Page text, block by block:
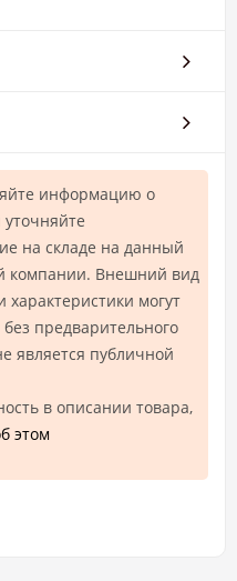
информацию о
уточняйте
на складе на данный
компании. Внешний вид
характеристики могут
предварительного
является публичной
в описании товара,
этом